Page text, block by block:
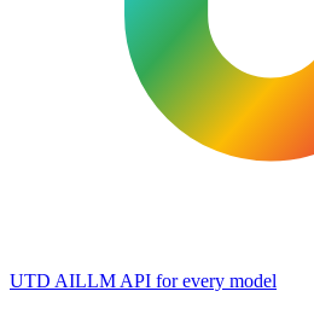
UTD AILLM API for every model